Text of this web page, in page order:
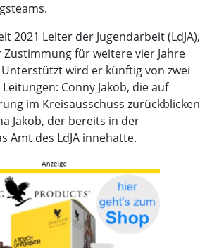
2021 Leiter der Jugendarbeit (LdJA),
für weitere vier Jahre
wird er künftig von zwei
Conny Jakob, die auf
im Kreisausschuss zurückblicken
Jakob, der bereits in der
Amt des LdJA innehatte.